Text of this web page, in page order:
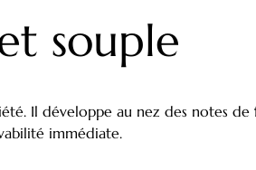
souple
Il développe au nez des notes de
immédiate.